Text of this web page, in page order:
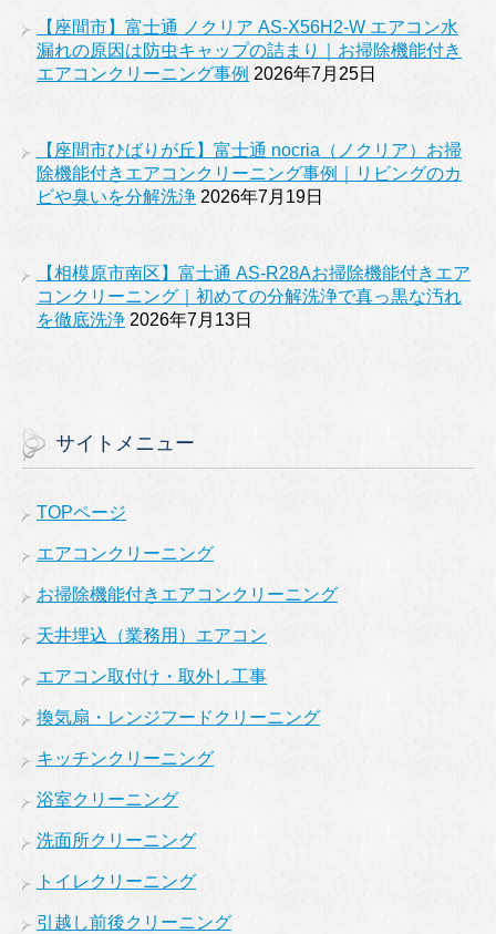
【座間市】富士通 ノクリア AS-X56H2-W エアコン水
漏れの原因は防虫キャップの詰まり｜お掃除機能付き
エアコンクリーニング事例 2026年7月25日
【座間市ひばりが丘】富士通 nocria（ノクリア）お掃
除機能付きエアコンクリーニング事例｜リビングのカ
ビや臭いを分解洗浄 2026年7月19日
【相模原市南区】富士通 AS-R28Aお掃除機能付きエア
コンクリーニング｜初めての分解洗浄で真っ黒な汚れ
を徹底洗浄 2026年7月13日
サイトメニュー
TOPページ
エアコンクリーニング
お掃除機能付きエアコンクリーニング
天井埋込（業務用）エアコン
エアコン取付け・取外し工事
換気扇・レンジフードクリーニング
キッチンクリーニング
浴室クリーニング
洗面所クリーニング
トイレクリーニング
引越し前後クリーニング